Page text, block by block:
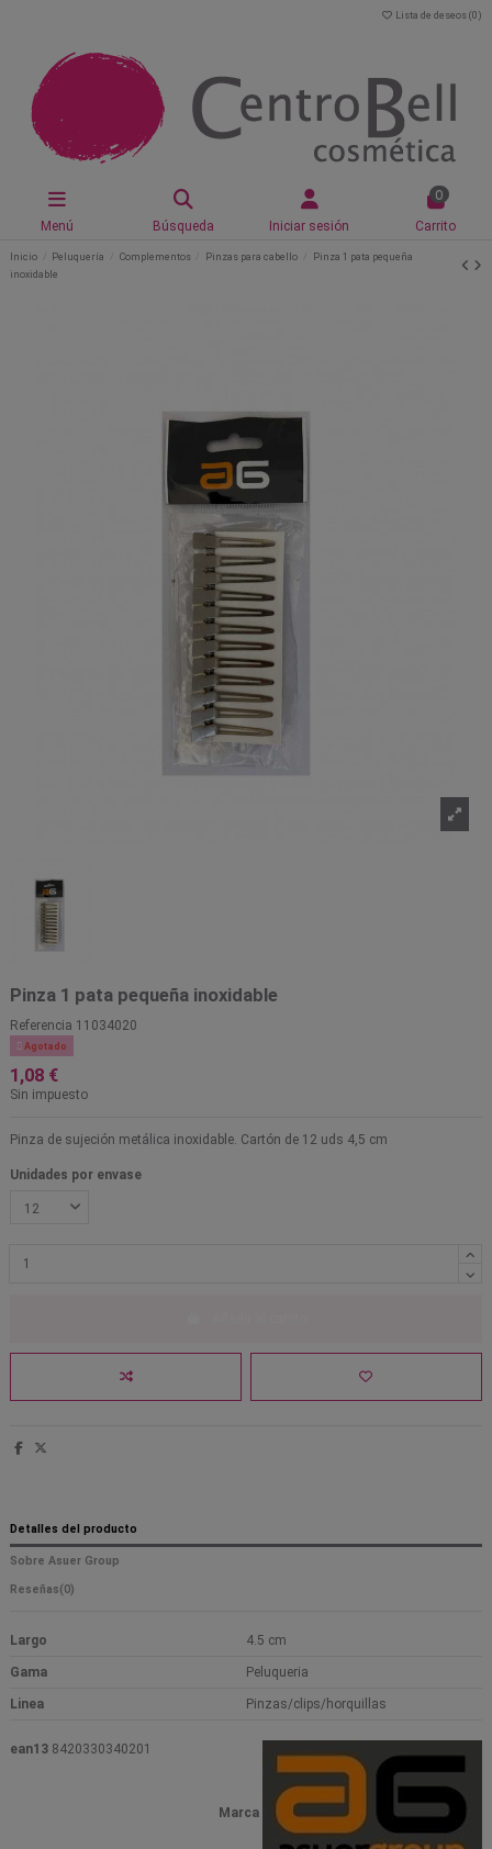
Lista de deseos (0 )
Menú Búsqueda Iniciar sesión
0
Carrito
Inicio Peluquería Complementos Pinzas para cabello
Pinza 1 pata pequeña
inoxidable
Pinza 1 pata pequeña inoxidable
Referencia 11034020
 Agotado
1,08 €
Sin impuesto
Pinza de sujeción metálica inoxidable. Cartón de 12 uds 4,5 cm
Unidades por envase
Detalles del producto
Sobre Asuer Group
Reseñas(0)
Largo 4.5 cm
Gama Peluqueria
Linea Pinzas/clips/horquillas
Marca
ean13 8420330340201